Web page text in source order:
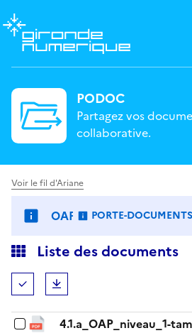
PODOC
Partagez vos
collaborative.
Voir le fil d'Ariane
OAP PLUI arrêté 11/03/
PORTE-
: LES FICHIERS NE
Liste des documents
Tout (dé)sélectionner
4.1.a_OAP_niveau_1-